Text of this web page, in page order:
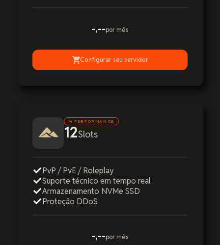
-,--por mês
Configurar seu servidor
M PERFORMANCE
12Slots
PvP / PvE / Roleplay
Suporte técnico em tempo real
Armazenamento NVMe SSD
Proteção DDoS
-,--por mês